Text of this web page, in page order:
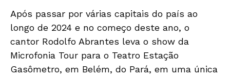
Após passar por várias capitais do país ao
longo de 2024 e no começo deste ano, o
cantor Rodolfo Abrantes leva o show da
Microfonia Tour para o Teatro Estação
Gasômetro, em Belém, do Pará, em uma única